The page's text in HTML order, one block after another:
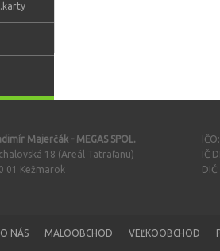
Majerčák - MEGAS SPOL.
18 (Areál Tatraľanu)
01 Kežmarok
IČ
O NÁS MALOOBCHOD VEĽKOOBCHOD